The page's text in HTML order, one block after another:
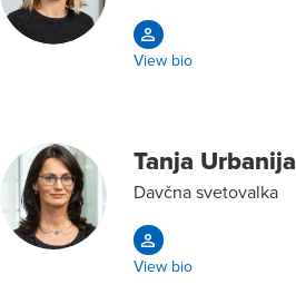
View bio
Tanja Urbanija
Davčna svetovalka
View bio